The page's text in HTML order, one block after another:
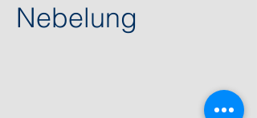
Nebelung